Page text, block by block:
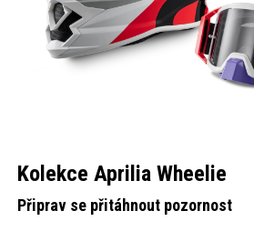
Kolekce Aprilia Wheelie
Připrav se přitáhnout pozornost